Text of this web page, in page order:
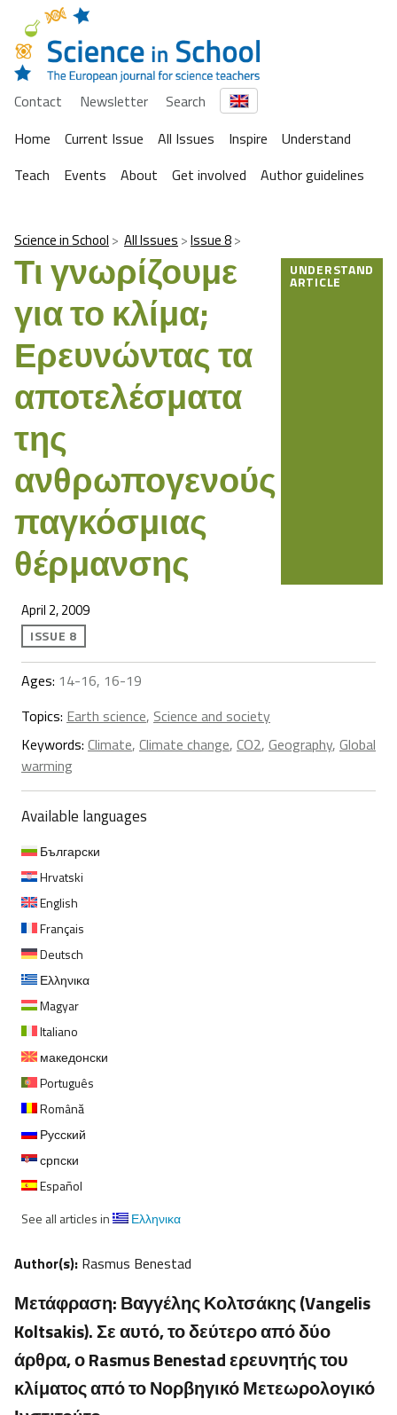
Contact Newsletter
Search
Home
Current Issue All Issues Inspire
Understand
Teach
Events About Get involved Author guidelines
Science in School All Issues Issue 8
Τι γνωρίζουμε
για το κλίμα;
Ερευνώντας τα
αποτελέσματα
της
ανθρωπογενούς
παγκόσμιας
θέρμανσης
UNDERSTAND
ARTICLE
April 2, 2009
ISSUE 8
Ages: 14-16, 16-19
Topics: Earth science, Science and society
Keywords: Climate, Climate change, CO2, Geography, Global
warming
Available languages
Български
Hrvatski
English
Français
Deutsch
Ελληνικα
Magyar
Italiano
македонски
Português
Română
Русский
српски
Español
See all articles in
Ελληνικα
Author(s): Rasmus Benestad
Μετάφραση: Βαγγέλης Κολτσάκης (Vangelis
Koltsakis). Σε αυτό, το δεύτερο από δύο
άρθρα, ο Rasmus Benestad ερευνητής του
κλίματος από το Νορβηγικό Μετεωρολογικό